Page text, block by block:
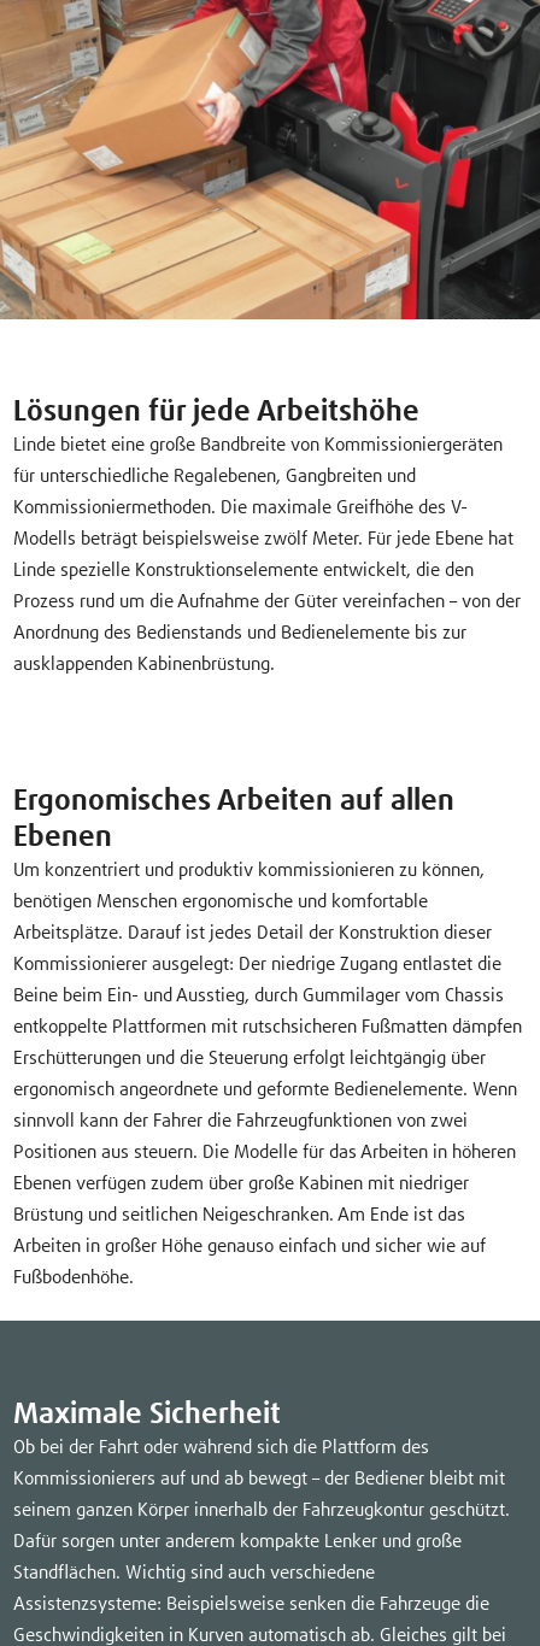
Lösungen für jede Arbeitshöhe
Linde bietet eine große Bandbreite von Kommissioniergeräten
für unterschiedliche Regalebenen, Gangbreiten und
Kommissioniermethoden. Die maximale Greifhöhe des V-
Modells beträgt beispielsweise zwölf Meter. Für jede Ebene hat
Linde spezielle Konstruktionselemente entwickelt, die den
Prozess rund um die Aufnahme der Güter vereinfachen – von der
Anordnung des Bedienstands und Bedienelemente bis zur
ausklappenden Kabinenbrüstung.
Ergonomisches Arbeiten auf allen
Ebenen
Um konzentriert und produktiv kommissionieren zu können,
benötigen Menschen ergonomische und komfortable
Arbeitsplätze. Darauf ist jedes Detail der Konstruktion dieser
Kommissionierer ausgelegt: Der niedrige Zugang entlastet die
Beine beim Ein- und Ausstieg, durch Gummilager vom Chassis
entkoppelte Plattformen mit rutschsicheren Fußmatten dämpfen
Erschütterungen und die Steuerung erfolgt leichtgängig über
ergonomisch angeordnete und geformte Bedienelemente. Wenn
sinnvoll kann der Fahrer die Fahrzeugfunktionen von zwei
Positionen aus steuern. Die Modelle für das Arbeiten in höheren
Ebenen verfügen zudem über große Kabinen mit niedriger
Brüstung und seitlichen Neigeschranken. Am Ende ist das
Arbeiten in großer Höhe genauso einfach und sicher wie auf
Fußbodenhöhe.
Maximale Sicherheit
Ob bei der Fahrt oder während sich die Plattform des
Kommissionierers auf und ab bewegt – der Bediener bleibt mit
seinem ganzen Körper innerhalb der Fahrzeugkontur geschützt.
Dafür sorgen unter anderem kompakte Lenker und große
Standflächen. Wichtig sind auch verschiedene
Assistenzsysteme: Beispielsweise senken die Fahrzeuge die
Geschwindigkeiten in Kurven automatisch ab. Gleiches gilt bei